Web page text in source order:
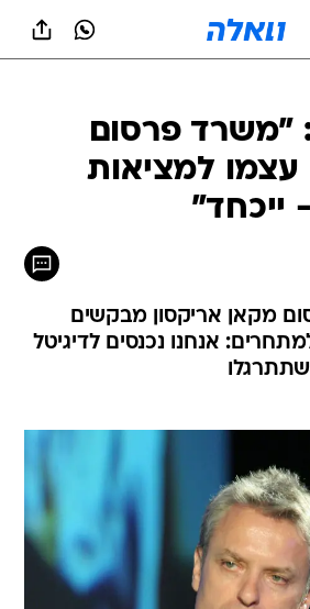
"משרד פרסום
למציאות
ייכחד"
מקאן אריקסון מבקשים
אנחנו נכנסים לדיגיטל